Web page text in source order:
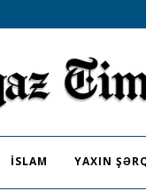
İSLAM YAXIN